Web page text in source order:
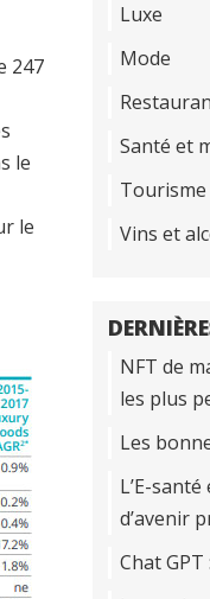
247
le
le
Luxe
Mode
Santé et
Tourisme
Vins et
NFT de
les plus
Les
L’E-
d’avenir
Chat